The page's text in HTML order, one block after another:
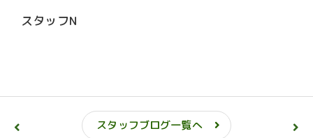
スタッフN
スタッフブログ一覧へ